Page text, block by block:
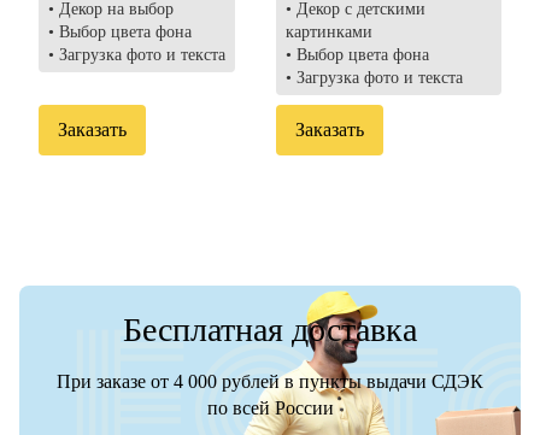
• Декор на выбор
• Выбор цвета фона
• Загрузка фото и текста
Заказать
• Декор с детскими
картинками
• Выбор цвета фона
• Загрузка фото и текста
Заказать
Бесплатная доставка
При заказе от 4 000 рублей в пункты выдачи СДЭК
по всей России